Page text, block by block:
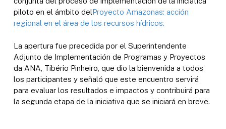
piloto en el ámbito delProyecto Amazonas: acción
regional en el área de los recursos hídricos.
La apertura fue precedida por el Superintendente
Adjunto de Implementación de Programas y Proyectos
da ANA, Tibério Pinheiro, que dio la bienvenida a todos
los participantes y señaló que este encuentro servirá
para evaluar los resultados e impactos y contribuirá para
la segunda etapa de la iniciativa que se iniciará en breve.